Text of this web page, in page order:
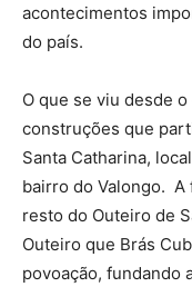
acontecimentos
do país.
O que se viu desde
construções que
Santa Catharina,
bairro do Valongo. A
resto do Outeiro de
Outeiro que Brás
povoação, fundando